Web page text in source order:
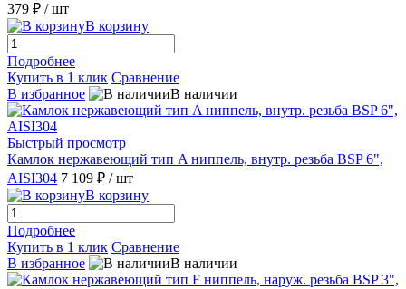
379 ₽ / шт
В корзину
Подробнее
Купить в 1 клик Сравнение
В избранное
В наличии
Быстрый просмотр
Камлок нержавеющий тип A ниппель, внутр. резьба BSP 6",
AISI304 7 109 ₽ / шт
В корзину
Подробнее
Купить в 1 клик Сравнение
В избранное
В наличии